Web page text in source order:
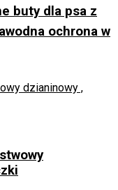
buty dla psa z
ochrona w